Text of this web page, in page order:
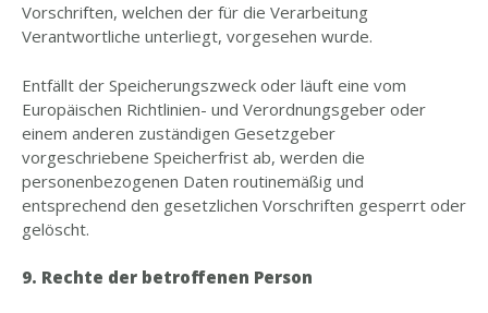
Vorschriften, welchen der für die Verarbeitung
Verantwortliche unterliegt, vorgesehen wurde.
Entfällt der Speicherungszweck oder läuft eine vom
Europäischen Richtlinien- und Verordnungsgeber oder
einem anderen zuständigen Gesetzgeber
vorgeschriebene Speicherfrist ab, werden die
personenbezogenen Daten routinemäßig und
entsprechend den gesetzlichen Vorschriften gesperrt oder
gelöscht.
9. Rechte der betroffenen Person